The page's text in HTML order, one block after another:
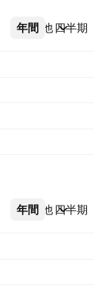
年間 四半期
その他
年間 四半期
その他